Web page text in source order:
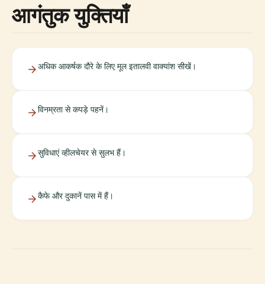
आगंतुक युक्तियाँ
अधिक आकर्षक दौरे के लिए मूल इतालवी वाक्यांश सीखें।
विनम्रता से कपड़े पहनें।
सुविधाएं व्हीलचेयर से सुलभ हैं।
कैफे और दुकानें पास में हैं।